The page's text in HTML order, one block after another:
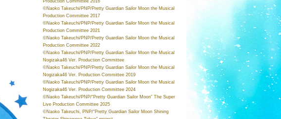
©Naoko Takeuchi/PNP/Pretty Guardian Sailor Moon the Musical
Production Committee 2017
©Naoko Takeuchi/PNP/Pretty Guardian Sailor Moon the Musical
Production Committee 2021
©Naoko Takeuchi/PNP/Pretty Guardian Sailor Moon the Musical
Production Committee 2022
©Naoko Takeuchi/PNP/Pretty Guardian Sailor Moon the Musical
Nogizaka46 Ver. Production Committee
©Naoko Takeuchi/PNP/Pretty Guardian Sailor Moon the Musical
Nogizaka46 Ver. Production Committee 2019
©Naoko Takeuchi/PNP/Pretty Guardian Sailor Moon the Musical
Nogizaka46 Ver. Production Committee 2024
©Naoko Takeuchi/PNP/“Pretty Guardian Sailor Moon” The Super
Live Production Committee 2025
©Naoko Takeuchi, PNP/“Pretty Guardian Sailor Moon Shining